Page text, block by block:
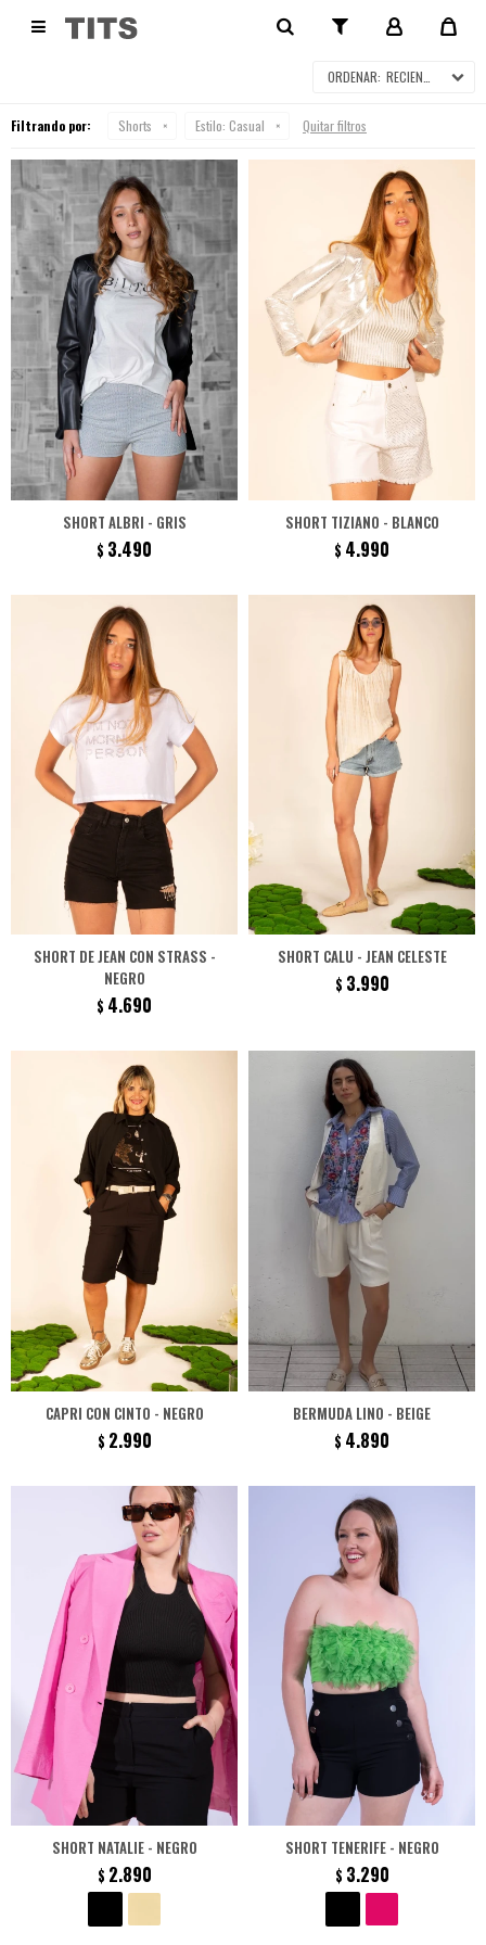
 SHORTS
RECIENTES
Filtrando por: Shorts Estilo: Casual Quitar filtros
SHORT ALBRI - GRIS
$ 3.490
SHORT TIZIANO - BLANCO
$ 4.990
SHORT DE JEAN CON STRASS -
NEGRO
$ 4.690
SHORT CALU - JEAN CELESTE
$ 3.990
CAPRI CON CINTO - NEGRO
$ 2.990
BERMUDA LINO - BEIGE
$ 4.890
SHORT NATALIE - NEGRO
$ 2.890
SHORT TENERIFE - NEGRO
$ 3.290